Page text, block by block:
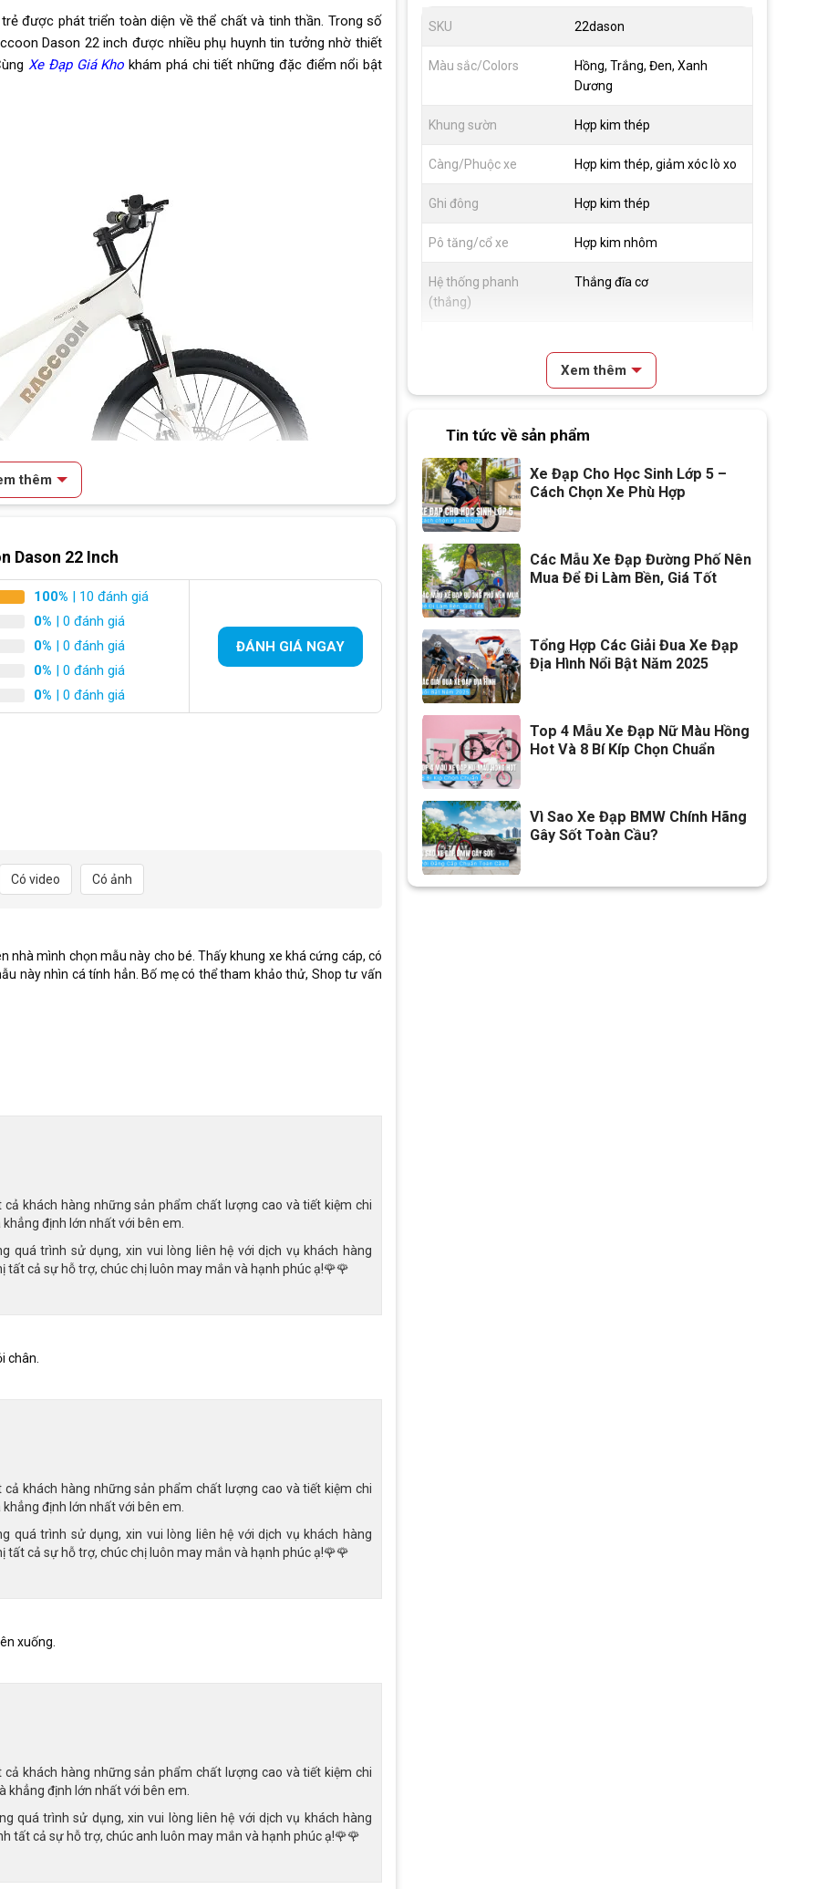
Inch
được phát triển toàn diện về thể chất và tinh thần. Trong số
Dason 22 inch được nhiều phụ huynh tin tưởng nhờ thiết
Xe Đạp Giá Kho khám phá chi tiết những đặc điểm nổi bật
22 inch sở hữu vẻ ngoài thời thượng
cách địa hình khỏe khoắn, mang lại vẻ ngoài mạnh mẽ và
chơi hay tham gia các hoạt động ngoài trời.
Raccoon Dason 22 inch
sự ngọt ngào, dễ thương.
bé yêu thích sự gọn gàng và sang trọng.
lượng, phù hợp cho cả bé trai lẫn bé gái.
xe đạp Raccoon Dason 22 inch đều có thể tìm được màu
cao cấp. Chất liệu vừa chắc chắn, có khả năng chịu lực tốt,
thêm
Dason 22 Inch
100% | 10 đánh giá
0% | 0 đánh giá
0% | 0 đánh giá
0% | 0 đánh giá
0% | 0 đánh giá
ĐÁNH GIÁ NGAY
Có video Có ảnh
nhà mình chọn mẫu này cho bé. Thấy khung xe khá cứng cáp, có
này nhìn cá tính hẳn. Bố mẹ có thể tham khảo thử, Shop tư vấn
khách hàng những sản phẩm chất lượng cao và tiết kiệm chi
định lớn nhất với bên em.
quá trình sử dụng, xin vui lòng liên hệ với dịch vụ khách hàng
cả sự hỗ trợ, chúc chị luôn may mắn và hạnh phúc ạ!🌹🌹
chân.
khách hàng những sản phẩm chất lượng cao và tiết kiệm chi
định lớn nhất với bên em.
quá trình sử dụng, xin vui lòng liên hệ với dịch vụ khách hàng
cả sự hỗ trợ, chúc chị luôn may mắn và hạnh phúc ạ!🌹🌹
xuống.
khách hàng những sản phẩm chất lượng cao và tiết kiệm chi
khẳng định lớn nhất với bên em.
quá trình sử dụng, xin vui lòng liên hệ với dịch vụ khách hàng
tất cả sự hỗ trợ, chúc anh luôn may mắn và hạnh phúc ạ!🌹🌹
SKU 22dason
Màu sắc/Colors
Hồng, Trắng, Đen, Xanh
Dương
Khung sườn Hợp kim thép
Càng/Phuộc xe Hợp kim thép, giảm xóc lò xo
Ghi đông Hợp kim thép
Pô tăng/cổ xe Hợp kim nhôm
Hệ thống phanh
(thắng)
Thắng đĩa cơ
Hợp kim nhôm, 2cm
Đùi đĩa
Bạc đạn
Dĩa
Líp 1 tầng
Kích thước
Yên Da thể thao
Cọc/cốt yên Hợp kim thép
Lưu ý
được thay đổi từ nhà sản xuất
nhằm nâng cao chất lượng
Xem thêm
Tin tức về sản phẩm
Xe Đạp Cho Học Sinh Lớp 5 –
Cách Chọn Xe Phù Hợp
Các Mẫu Xe Đạp Đường Phố Nên
Mua Để Đi Làm Bền, Giá Tốt
Tổng Hợp Các Giải Đua Xe Đạp
Địa Hình Nổi Bật Năm 2025
Top 4 Mẫu Xe Đạp Nữ Màu Hồng
Hot Và 8 Bí Kíp Chọn Chuẩn
Vì Sao Xe Đạp BMW Chính Hãng
Gây Sốt Toàn Cầu?